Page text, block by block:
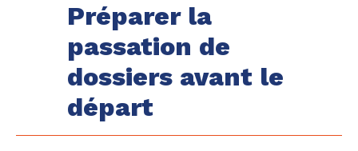
Préparer la
passation de
dossiers avant le
départ